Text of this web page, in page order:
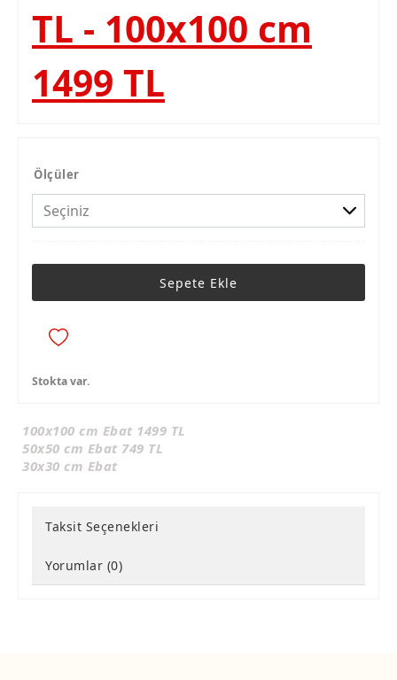
TL - 100x100 cm
1499 TL
Ölçüler
Sepete Ekle
Stokta var.
100x100 cm Ebat 1499 TL
50x50 cm Ebat 749 TL
30x30 cm Ebat
Taksit Seçenekleri
Yorumlar (0)